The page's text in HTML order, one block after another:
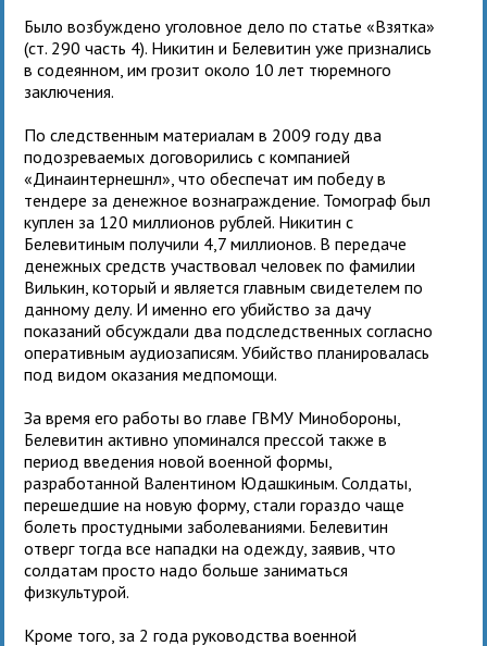
Было возбуждено уголовное дело по статье «Взятка»
(ст. 290 часть 4). Никитин и Белевитин уже признались
в содеянном, им грозит около 10 лет тюремного
заключения.
По следственным материалам в 2009 году два
подозреваемых договорились с компанией
«Динаинтернешнл», что обеспечат им победу в
тендере за денежное вознаграждение. Томограф был
куплен за 120 миллионов рублей. Никитин с
Белевитиным получили 4,7 миллионов. В передаче
денежных средств участвовал человек по фамилии
Вилькин, который и является главным свидетелем по
данному делу. И именно его убийство за дачу
показаний обсуждали два подследственных согласно
оперативным аудиозаписям. Убийство планировалась
под видом оказания медпомощи.
За время его работы во главе ГВМУ Минобороны,
Белевитин активно упоминался прессой также в
период введения новой военной формы,
разработанной Валентином Юдашкиным. Солдаты,
перешедшие на новую форму, стали гораздо чаще
болеть простудными заболеваниями. Белевитин
отверг тогда все нападки на одежду, заявив, что
солдатам просто надо больше заниматься
физкультурой.
Кроме того, за 2 года руководства военной